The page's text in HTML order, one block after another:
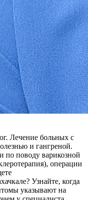
Лечение больных с
и гангреной.
по поводу варикозной
операции
Узнайте, когда
указывают на